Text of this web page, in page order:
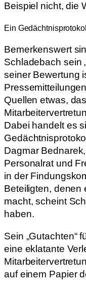
Beispiel nicht, die
Ein
Bemerkenswert
Schladebach sein
seiner Bewertung
Quellen etwas,
Dabei handelt es
Dagmar
Personalrat und
in der
Beteiligten, denen
macht, scheint
haben.
Sein „Gutachten“
eine eklatante
auf einem Papier